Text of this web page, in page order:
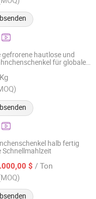
hautlose und
für globale
EXPORT CO., LTD.
halb fertig
$ / Ton
Co, Ltd.